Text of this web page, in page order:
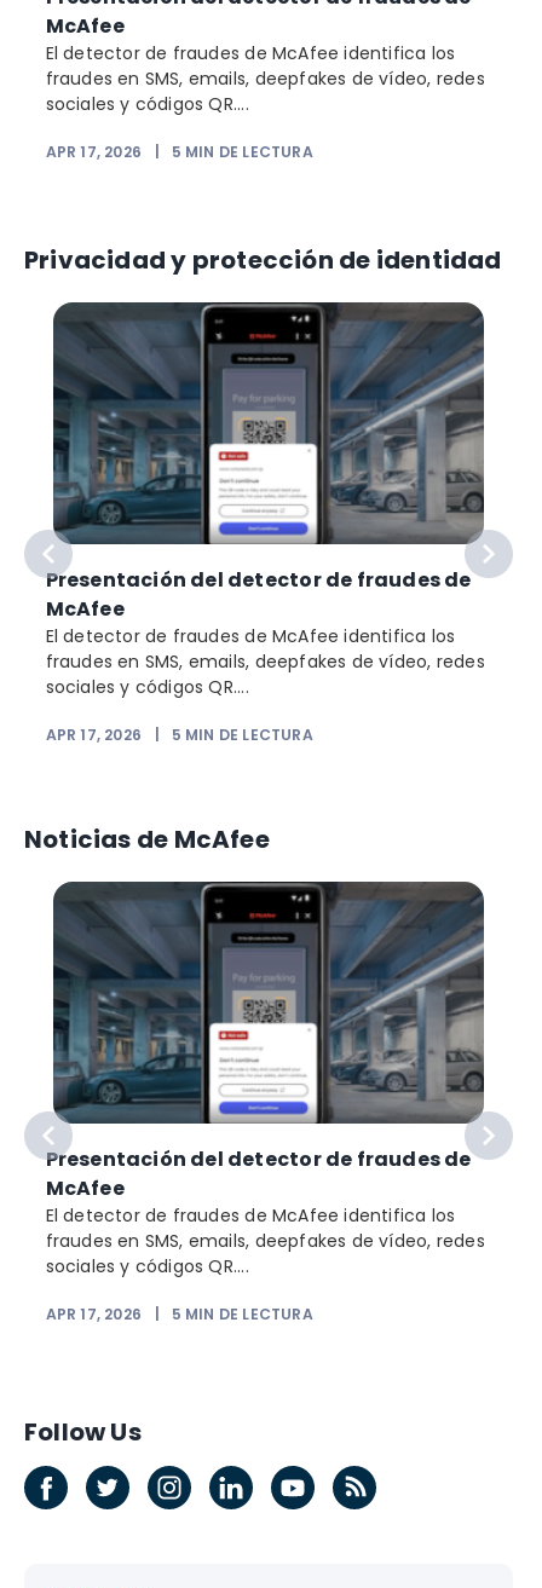
McAfee
El detector de fraudes de McAfee identifica los
fraudes en SMS, emails, deepfakes de vídeo, redes
sociales y códigos QR....
APR 17, 2026 5 MIN DE LECTURA
Privacidad y protección de identidad
Presentación del detector de fraudes de
McAfee
El detector de fraudes de McAfee identifica los
fraudes en SMS, emails, deepfakes de vídeo, redes
sociales y códigos QR....
APR 17, 2026 5 MIN DE LECTURA
Noticias de McAfee
Presentación del detector de fraudes de
McAfee
El detector de fraudes de McAfee identifica los
fraudes en SMS, emails, deepfakes de vídeo, redes
sociales y códigos QR....
APR 17, 2026 5 MIN DE LECTURA
Follow Us